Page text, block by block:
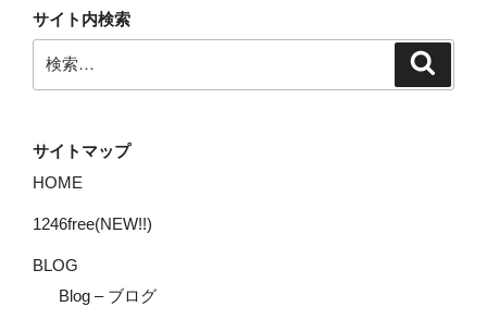
サイト内検索
索:
サイトマップ
HOME
1246free(NEW!!)
BLOG
Blog – ブログ